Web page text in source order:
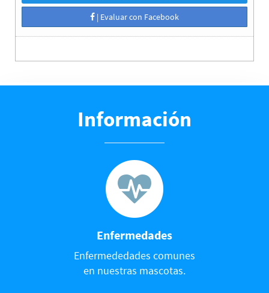
| Evaluar con Facebook
Información
Enfermedades
Enfermededades comunes
en nuestras mascotas.